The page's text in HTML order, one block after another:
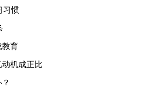
习惯
教育
机成正比